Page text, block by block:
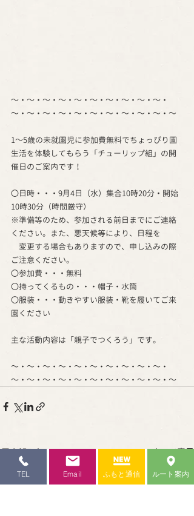
～・～・～・～・～・～・～・～・～・～・
～・～・～・～・～・～・～・～・～・～・～
1～5歳の未就園児に参加費無料でちょっぴり園
生活を体験してもらう「チューリップ組」の開
催日のご案内です！
〇日時・・・9月4日（水）集合10時20分・開始
10時30分（時間厳守）
※準備等のため、参加される前日までにご連絡
ください。また、悪天候等により、日程を
変更する場合もありますので、申し込みの際
ご注意ください。
〇参加費・・・無料
〇持ってくるもの・・・帽子・水筒
〇服装・・・動きやすい服装・靴を履いてご来
園ください
主な活動内容は「親子でつくろう」です。
～・～・～・～・～・～・～・～・～・～・
～・～・～・～・～・～・～・～・～・～・～
最新記事 すべて表示
TEL Email ふもと通信 ルート案内